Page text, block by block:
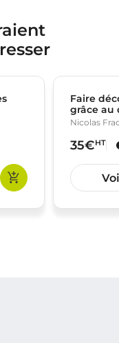
Faire
grâce au
Nicolas
35€HT